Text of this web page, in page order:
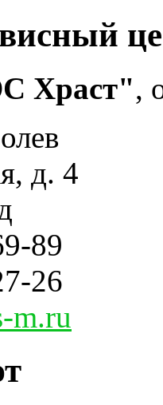
Храст",
д. 4
89
26
m.ru